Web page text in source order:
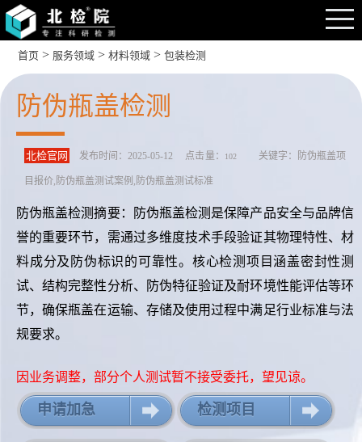
首页 > 服务领域 >材料领域 >包装检测
防伪瓶盖检测
北检官网 发布时间：2025-05-12 点击量： 102关键字：防伪瓶盖项
目报价,防伪瓶盖测试案例,防伪瓶盖测试标准
防伪瓶盖检测摘要：防伪瓶盖检测是保障产品安全与品牌信
誉的重要环节，需通过多维度技术手段验证其物理特性、材
料成分及防伪标识的可靠性。核心检测项目涵盖密封性测
试、结构完整性分析、防伪特征验证及耐环境性能评估等环
节，确保瓶盖在运输、存储及使用过程中满足行业标准与法
规要求。
因业务调整，部分个人测试暂不接受委托，望见谅。
申请加急 检测项目